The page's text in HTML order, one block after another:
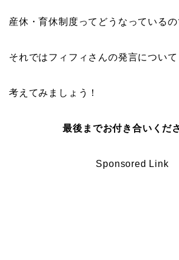
産休・育休制度ってどうなっているの
それではフィフィさんの発言について
考えてみましょう！
最後までお付き合いくだ
Sponsored Link